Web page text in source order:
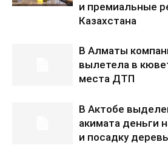
и премиальные
Казахстана
В Алматы
вылетела в
места ДТП
В Актобе
акимата деньги
и посадку